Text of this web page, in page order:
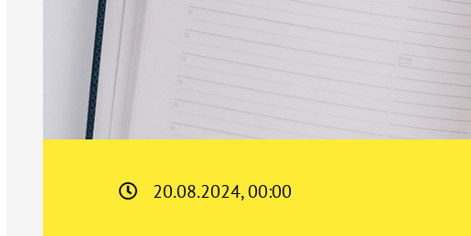
20.08.2024, 00:00